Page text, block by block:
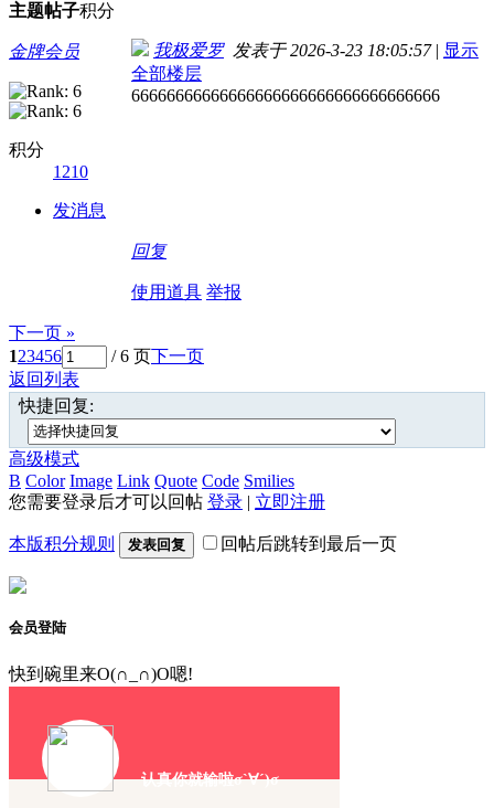
主题帖子积分
金牌会员
积分
1210
发消息
我极爱罗发表于 2026-3-23 18:05:57 | 显示
全部楼层
66666666666666666666666666666666666
回复
使用道具 举报
下一页 »
123456 / 6 页下一页
返回列表
快捷回复:
高级模式
B Color Image Link Quote Code Smilies
您需要登录后才可以回帖 登录 | 立即注册
本版积分规则 发表回复 回帖后跳转到最后一页
会员登陆
快到碗里来O(∩_∩)O嗯!
认真你就输啦σ`∀´)σ